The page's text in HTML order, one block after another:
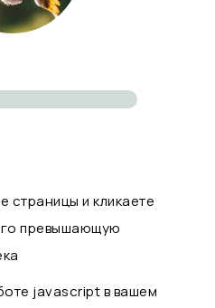
страницы и кликаете
превышающую
javascript в вашем